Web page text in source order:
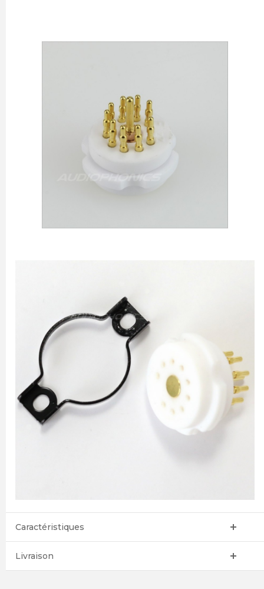
Caractéristiques
Livraison